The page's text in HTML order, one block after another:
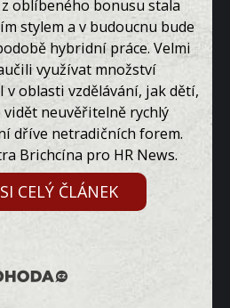
z oblíbeného bonusu stala
stylem a v budoucnu bude
hybridní práce. Velmi
využívat množství
oblasti vzdělávání, jak dětí,
vidět neuvěřitelně rychlý
dříve netradičních forem.
Brichcína pro HR News.
CELÝ ČLÁNEK